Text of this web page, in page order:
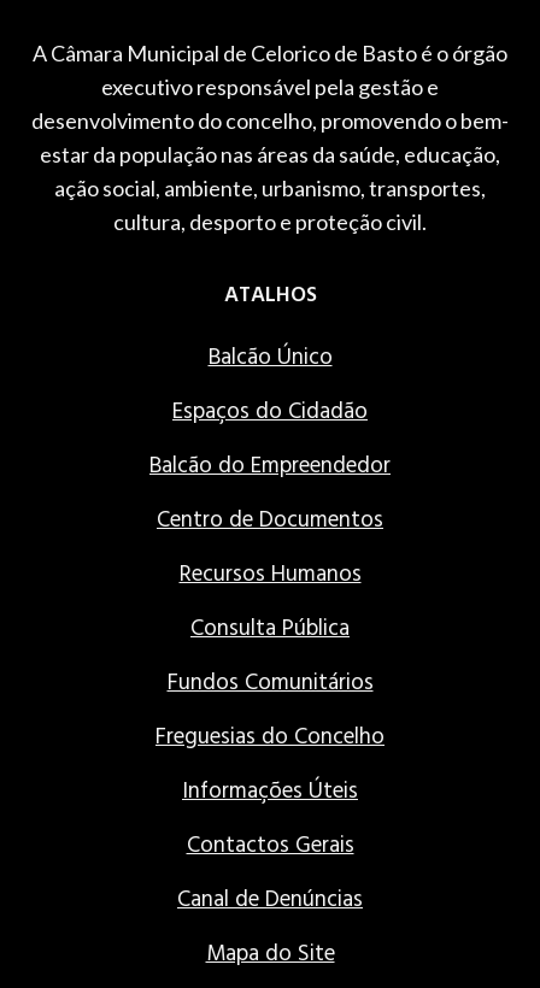
A Câmara Municipal de Celorico de Basto é o órgão
executivo responsável pela gestão e
desenvolvimento do concelho, promovendo o bem-
estar da população nas áreas da saúde, educação,
ação social, ambiente, urbanismo, transportes,
cultura, desporto e proteção civil.
ATALHOS
Balcão Único
Espaços do Cidadão
Balcão do Empreendedor
Centro de Documentos
Recursos Humanos
Consulta Pública
Fundos Comunitários
Freguesias do Concelho
Informações Úteis
Contactos Gerais
Canal de Denúncias
Mapa do Site